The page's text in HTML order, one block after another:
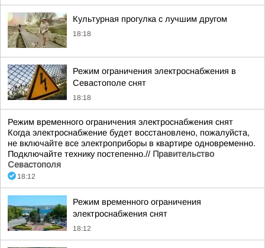
Культурная прогулка с лучшим другом
18:18
Режим ограничения электроснабжения в
Севастополе снят
18:18
Режим временного ограничения электроснабжения снят
Когда электроснабжение будет восстановлено, пожалуйста,
не включайте все электроприборы в квартире одновременно.
Подключайте технику постепенно.// Правительство
Севастополя
18:12
Режим временного ограничения
электроснабжения снят
18:12